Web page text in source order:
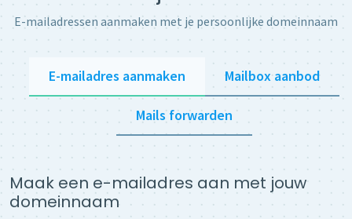
E-mailadressen aanmaken met je persoonlijke domeinnaam
E-mailadres aanmaken Mailbox aanbod
Mails forwarden
Maak een e-mailadres aan met jouw
domeinnaam